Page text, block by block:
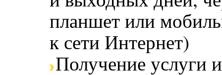
планшет или
к сети Интернет)
Получение услуги